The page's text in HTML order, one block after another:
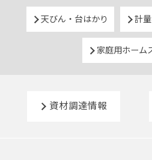
天びん・台はかり 計
家庭用ホーム
資材調達情報